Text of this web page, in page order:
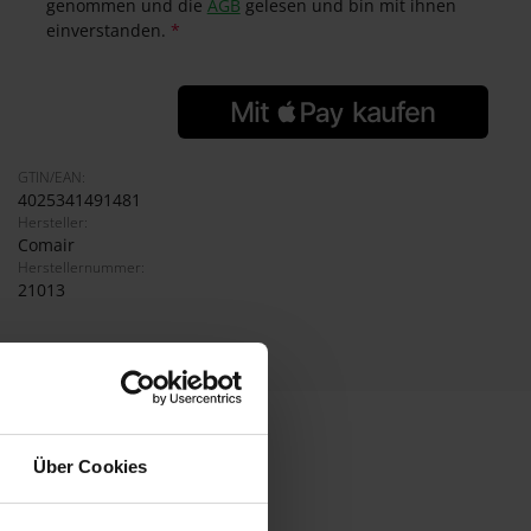
Über Cookies
genommen und die AGB gelesen und bin mit ihnen
einverstanden. *
GTIN/EAN:
4025341491481
Hersteller:
Comair
Herstellernummer:
21013